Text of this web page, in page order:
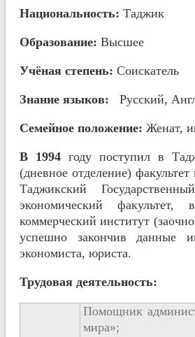
Национальность: Таджик
Образование: Высшее
Учёная степень: Соискатель
Знание языков: Русский,
Семейное положение: Женат,
В 1994году поступил в
(дневное отделение)
Таджикский
экономический
коммерческий институт
успешно закончив данные
экономиста, юриста.
Трудовая деятельность:
Помощник
мира»;